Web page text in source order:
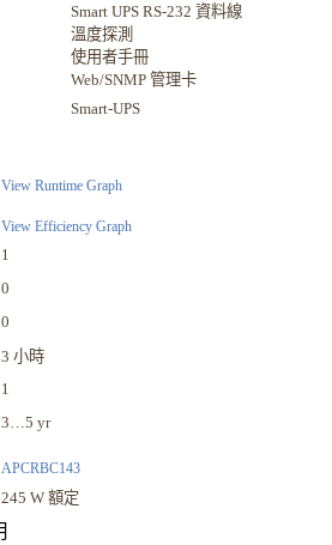
Smart UPS RS-232 資料線
溫度探測
使用者手冊
Web/SNMP 管理卡
Smart-UPS
View Runtime Graph
View Efficiency Graph
1
0
0
3 小時
1
3…5 yr
APCRBC143
245 W 額定